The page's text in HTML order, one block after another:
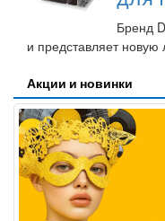
Бренд
и представляет новую
Акции и новинки